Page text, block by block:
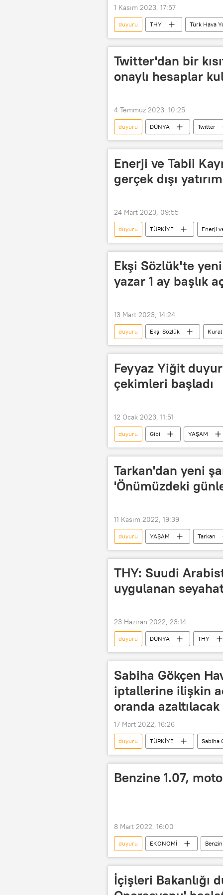
1 Kasım 2023, 17:57
duyuru THY Türk Hava
Bilet
Twitter'dan bir
onaylı hesaplar
4 Temmuz 2023, 10:25
duyuru DÜNYA Twitter
Enerji ve Tabii
gerçek dışı
24 Mart 2023, 09:55
duyuru TÜRKİYE Enerji
Türkiye Petrolleri Anonim Ortaklığı
Ekşi Sözlük'te
yazar 1 ay başlık
13 Mart 2023, 14:24
duyuru Ekşi Sözlük Kural
Feyyaz Yiğit
çekimleri başladı
12 Ocak 2023, 11:51
duyuru Gibi YAŞAM
Tarkan'dan yeni
'Önümüzdeki
11 Kasım 2022, 19:39
duyuru YAŞAM Tarkan
THY: Suudi
uygulanan
23 Haziran 2022, 23:14
duyuru DÜNYA THY
Seyahat
Yurtdışı seyahat
Sabiha Gökçen
iptallerine ilişkin
oranda azaltılacak
17 Mart 2022, 16:26
duyuru TÜRKİYE Sabiha
iptal
Havaalanı İşletme ve
Benzine 1.07,
8 Mart 2022, 16:00
duyuru EKONOMİ Benzin
Enerji Petrol Gaz İkmal İstasyonları
İçişleri Bakanlığı